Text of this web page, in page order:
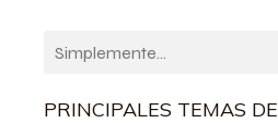
PRINCIPALES TEMAS